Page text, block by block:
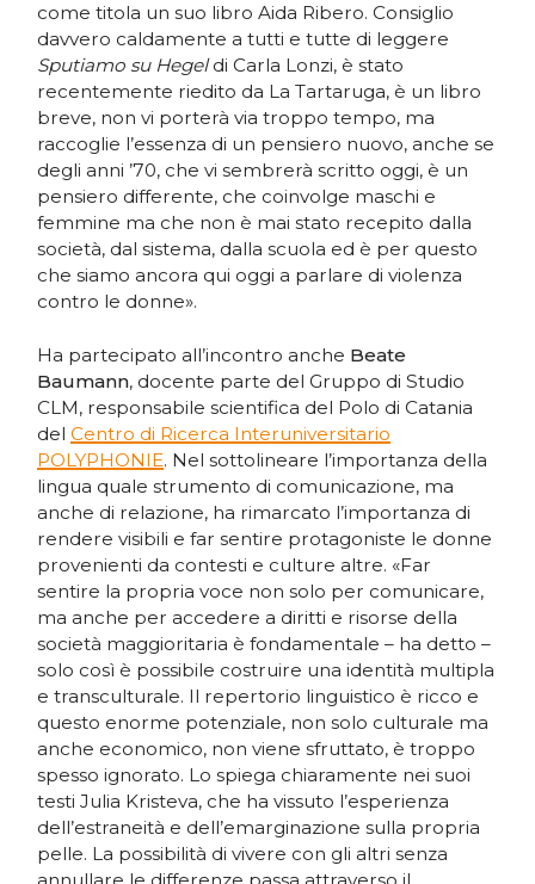
come titola un suo libro Aida Ribero. Consiglio
davvero caldamente a tutti e tutte di leggere
Sputiamo su Hegeldi Carla Lonzi, è stato
recentemente riedito da La Tartaruga, è un libro
breve, non vi porterà via troppo tempo, ma
raccoglie l’essenza di un pensiero nuovo, anche se
degli anni ’70, che vi sembrerà scritto oggi, è un
pensiero differente, che coinvolge maschi e
femmine ma che non è mai stato recepito dalla
società, dal sistema, dalla scuola ed è per questo
che siamo ancora qui oggi a parlare di violenza
contro le donne».
Ha partecipato all’incontro anche Beate
Baumann, docente parte del Gruppo di Studio
CLM, responsabile scientifica del Polo di Catania
delCentro di Ricerca Interuniversitario
POLYPHONIE. Nel sottolineare l’importanza della
lingua quale strumento di comunicazione, ma
anche di relazione, ha rimarcato l’importanza di
rendere visibili e far sentire protagoniste le donne
provenienti da contesti e culture altre. «Far
sentire la propria voce non solo per comunicare,
ma anche per accedere a diritti e risorse della
società maggioritaria è fondamentale – ha detto –
solo così è possibile costruire una identità multipla
e transculturale. Il repertorio linguistico è ricco e
questo enorme potenziale, non solo culturale ma
anche economico, non viene sfruttato, è troppo
spesso ignorato. Lo spiega chiaramente nei suoi
testi Julia Kristeva, che ha vissuto l’esperienza
dell’estraneità e dell’emarginazione sulla propria
pelle. La possibilità di vivere con gli altri senza